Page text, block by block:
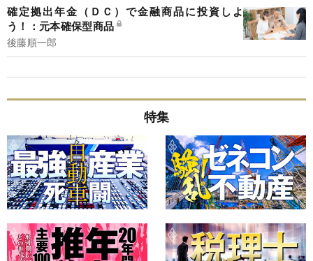
確定拠出年金（ＤＣ）で金融商品に投資しよ
う！：元本確保型商品
後藤順一郎
特集